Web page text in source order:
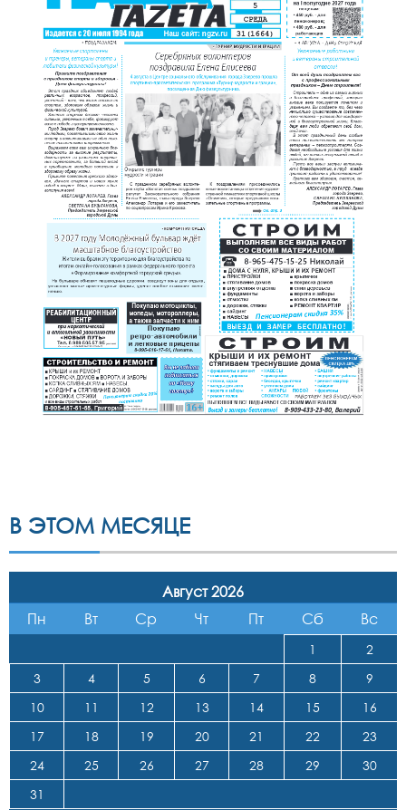
В ЭТОМ МЕСЯЦЕ
Август 2026
Пн
Вт Ср Чт Пт Сб Вс
1
2
3
4 5 6 7 8
9
10
11 12 13 14 15
16
17
18 19 20 21 22
23
24
25 26 27 28 29
30
31